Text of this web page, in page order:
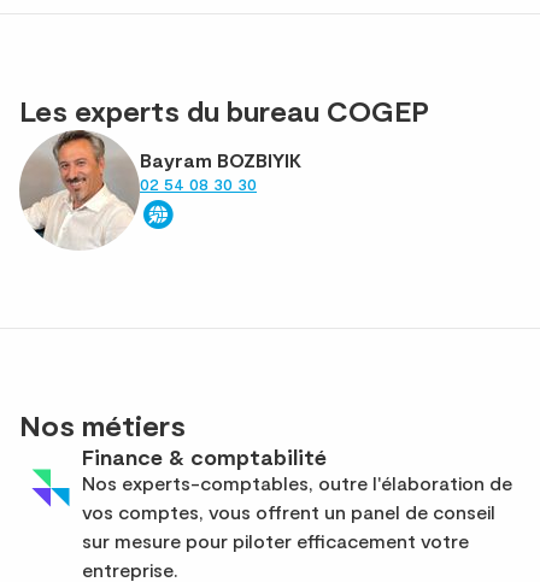
Les experts du bureau COGEP
Bayram BOZBIYIK
02 54 08 30 30
Nos métiers
Finance & comptabilité
Nos experts-comptables, outre l'élaboration de
vos comptes, vous offrent un panel de conseil
sur mesure pour piloter efficacement votre
entreprise.